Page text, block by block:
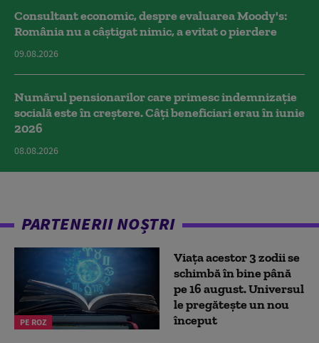
Consultant economic, despre evaluarea Moody's:
România nu a câştigat nimic, a evitat o pierdere
09.08.2026
Numărul pensionarilor care primesc indemnizaţie
socială este în creștere. Câți beneficiari erau în iunie
2026
08.08.2026
PARTENERII NOȘTRI
PE ROZ
Viața acestor 3 zodii se
schimbă în bine până
pe 16 august. Universul
le pregătește un nou
început